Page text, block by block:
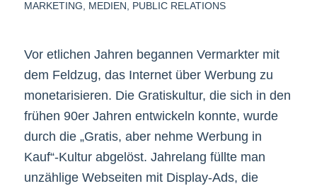
MARKETING MEDIEN PUBLIC RELATIONS
Vor etlichen Jahren begannen Vermarkter mit
dem Feldzug, das Internet über Werbung zu
monetarisieren. Die Gratiskultur, die sich in den
frühen 90er Jahren entwickeln konnte, wurde
durch die „Gratis, aber nehme Werbung in
Kauf“-Kultur abgelöst. Jahrelang füllte man
unzählige Webseiten mit Display-Ads, die